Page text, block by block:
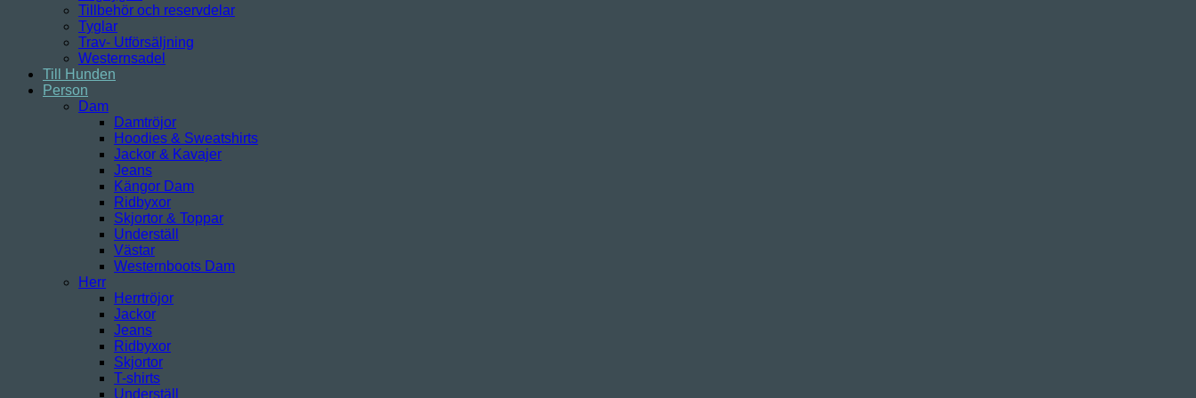
Tillbehör och reservdelar
Tyglar
Trav- Utförsäljning
Westernsadel
Till Hunden
Person
Dam
Damtröjor
Hoodies & Sweatshirts
Jackor & Kavajer
Jeans
Kängor Dam
Ridbyxor
Skjortor & Toppar
Underställ
Västar
Westernboots Dam
Herr
Herrtröjor
Jackor
Jeans
Ridbyxor
Skjortor
T-shirts
Underställ